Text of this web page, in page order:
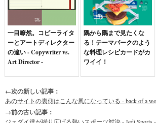
一目瞭然。コピーライタ
ーとアートディレクター
の違い - Copywriter vs.
Art Director -
隅から隅まで見たくな
る！テーマパークのよう
な料理レシピカードがカ
ワイイ！
←次の新しい記事：
あのサイトの裏側はこんな風になっている - back of a
→前の古い記事：